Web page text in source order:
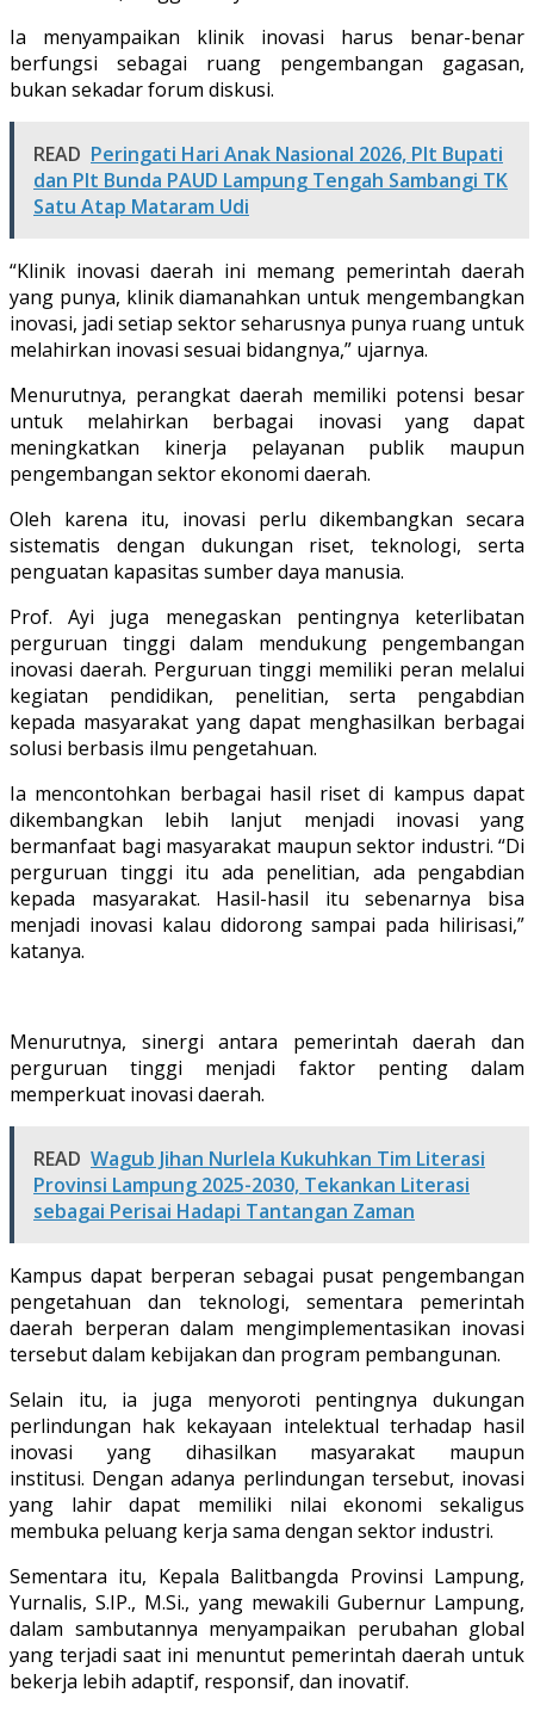
Ia menyampaikan klinik inovasi harus benar-benar
berfungsi sebagai ruang pengembangan gagasan,
bukan sekadar forum diskusi.
READ Peringati Hari Anak Nasional 2026, Plt Bupati
dan Plt Bunda PAUD Lampung Tengah Sambangi TK
Satu Atap Mataram Udi
“Klinik inovasi daerah ini memang pemerintah daerah
yang punya, klinik diamanahkan untuk mengembangkan
inovasi, jadi setiap sektor seharusnya punya ruang untuk
melahirkan inovasi sesuai bidangnya,” ujarnya.
Menurutnya, perangkat daerah memiliki potensi besar
untuk melahirkan berbagai inovasi yang dapat
meningkatkan kinerja pelayanan publik maupun
pengembangan sektor ekonomi daerah.
Oleh karena itu, inovasi perlu dikembangkan secara
sistematis dengan dukungan riset, teknologi, serta
penguatan kapasitas sumber daya manusia.
Prof. Ayi juga menegaskan pentingnya keterlibatan
perguruan tinggi dalam mendukung pengembangan
inovasi daerah. Perguruan tinggi memiliki peran melalui
kegiatan pendidikan, penelitian, serta pengabdian
kepada masyarakat yang dapat menghasilkan berbagai
solusi berbasis ilmu pengetahuan.
Ia mencontohkan berbagai hasil riset di kampus dapat
dikembangkan lebih lanjut menjadi inovasi yang
bermanfaat bagi masyarakat maupun sektor industri. “Di
perguruan tinggi itu ada penelitian, ada pengabdian
kepada masyarakat. Hasil-hasil itu sebenarnya bisa
menjadi inovasi kalau didorong sampai pada hilirisasi,”
katanya.
Menurutnya, sinergi antara pemerintah daerah dan
perguruan tinggi menjadi faktor penting dalam
memperkuat inovasi daerah.
READ Wagub Jihan Nurlela Kukuhkan Tim Literasi
Provinsi Lampung 2025-2030, Tekankan Literasi
sebagai Perisai Hadapi Tantangan Zaman
Kampus dapat berperan sebagai pusat pengembangan
pengetahuan dan teknologi, sementara pemerintah
daerah berperan dalam mengimplementasikan inovasi
tersebut dalam kebijakan dan program pembangunan.
Selain itu, ia juga menyoroti pentingnya dukungan
perlindungan hak kekayaan intelektual terhadap hasil
inovasi yang dihasilkan masyarakat maupun
institusi. Dengan adanya perlindungan tersebut, inovasi
yang lahir dapat memiliki nilai ekonomi sekaligus
membuka peluang kerja sama dengan sektor industri.
Sementara itu, Kepala Balitbangda Provinsi Lampung,
Yurnalis, S.IP., M.Si., yang mewakili Gubernur Lampung,
dalam sambutannya menyampaikan perubahan global
yang terjadi saat ini menuntut pemerintah daerah untuk
bekerja lebih adaptif, responsif, dan inovatif.